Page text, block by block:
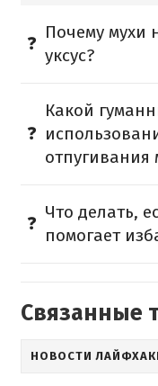
Почему мухи
уксус?
Какой
отпугивания
Что делать,
помогает
Связанные
НОВОСТИ